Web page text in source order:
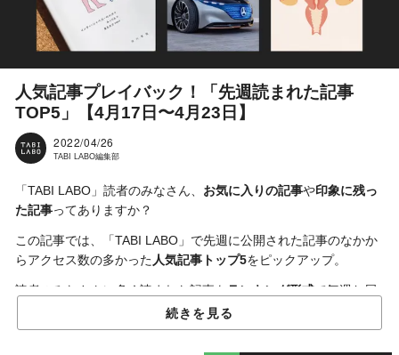
人気記事プレイバック！「先週読まれた記事
TOP5」【4月17日〜4月23日】
2022/04/26
TABI LABO編集部
「TABI LABO」読者のみなさん、 お気に入りの記事や印象に残っ
た記事ってありますか？
この記事では、「TABI LABO」で先週に公開された記事のなかか
らアクセス数の多かった人気記事トップ5をピックアップ。
読者のみなさんに多く読まれた記事を ランキング形式 で毎週お届
続きを見る